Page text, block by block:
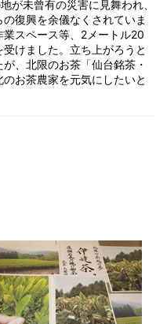
が未曾有の災害に見舞われ、
復興を余儀なくされていま
スペース等、2メートル20
けました。立ち上がろうと
、北限のお茶「仙台銘茶・
お茶農家を元気にしたいと